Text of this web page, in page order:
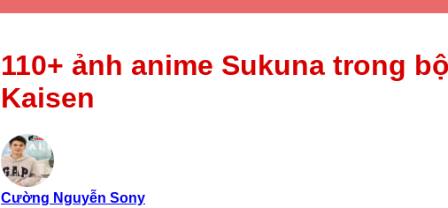
110+ ảnh anime Sukuna trong
Kaisen
Cường Nguyễn Sony